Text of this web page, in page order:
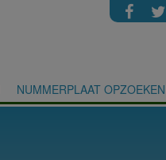
NUMMERPLAAT OPZOEKEN